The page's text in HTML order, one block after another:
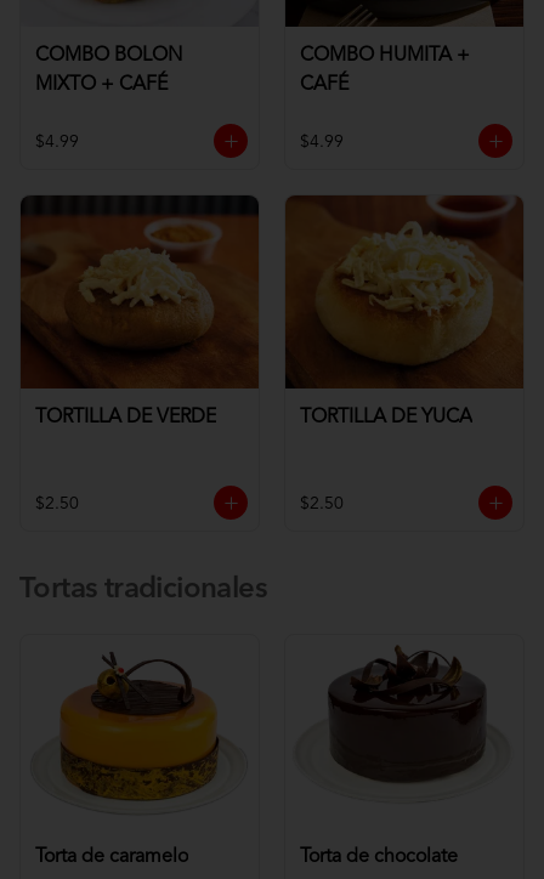
COMBO BOLON
MIXTO + CAFÉ
$4.99
COMBO HUMITA +
CAFÉ
$4.99
TORTILLA DE VERDE
$2.50
TORTILLA DE YUCA
$2.50
Tortas tradicionales
Torta de caramelo Torta de chocolate